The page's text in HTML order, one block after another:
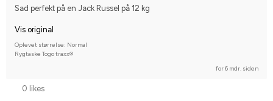
Sad perfekt på en Jack Russel på 12 kg
Vis original
Oplevet størrelse: Normal
Rygtaske Togo traxx®
for 6 mdr. siden
0 likes